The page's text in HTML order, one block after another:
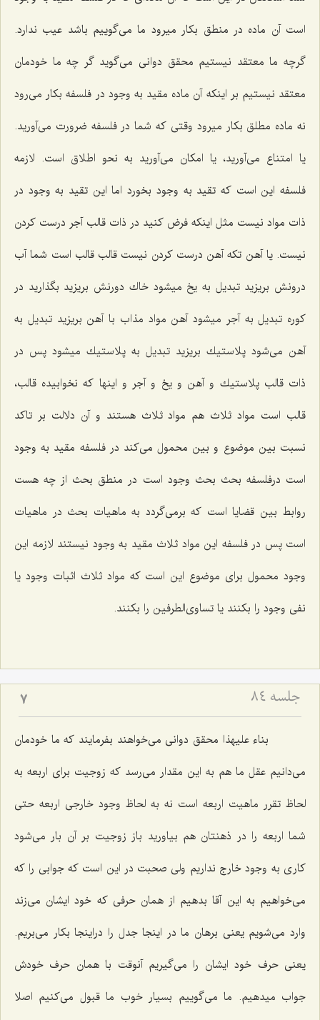
است آن ماده در منطق بكار میرود ما مى‌گوییم باشد عیب ندارد.
گرچه ما معتقد نیستیم محقق دوانى مى‌گوید گر چه ما خودمان
معتقد نیستیم بر اینكه آن ماده مقید به وجود در فلسفه بكار مى‌رود
نه ماده مطلق بكار میرود وقتى كه شما در فلسفه ضرورت مى‌آورید.
یا امتناع مى‌آورید، یا امكان مى‌آورید به نحو اطلاق است. لازمه
فلسفه این است كه تقید به وجود بخورد اما این تقید به وجود در
ذات مواد نیست مثل اینكه فرض كنید در ذات قالب آجر درست كردن
نیست. یا آهن تكه آهن درست كردن نیست قالب قالب است شما آب
درونش بریزید تبدیل به یخ میشود خاك دورنش بریزید بگذارید در
كوره تبدیل به آجر میشود آهن مواد مذاب با آهن بریزید تبدیل به
آهن مى‌شود پلاستیك بریزید تبدیل به پلاستیك میشود پس در
ذات قالب پلاستیك و آهن و یخ و آجر و اینها كه نخوابیده قالب،
قالب است مواد ثلاث هم مواد ثلاث هستند و آن دلالت بر تاكد
نسبت بین موضوع و بین محمول مى‌كند در فلسفه مقید به وجود
است درفلسفه بحث بحث وجود است در منطق بحث از چه هست
روابط بین قضایا است كه برمى‌گردد به ماهیات بحث در ماهیات
است پس در فلسفه این مواد ثلاث مقید به وجود نیستند لازمه این
وجود محمول براى موضوع این است كه مواد ثلاث اثبات وجود یا
نفى وجود را بكنند یا تساوى‌الطرفین را بكنند.
جلسه ۸۴ 7
بناء علیهذا محقق دوانى مى‌خواهند بفرمایند كه ما خودمان
مى‌دانیم عقل ما هم به این مقدار مى‌رسد كه زوجیت براى اربعه به
لحاظ تقرر ماهیت اربعه است نه به لحاظ وجود خارجى اربعه حتى
شما اربعه را در ذهنتان هم بیاورید باز زوجیت بر آن بار مى‌شود
كارى به وجود خارج نداریم ولى صحبت در این است كه جوابى را كه
مى‌خواهیم به این آقا بدهیم از همان حرفى كه خود ایشان مى‌زند
وارد مى‌شویم یعنى برهان ما در اینجا جدل را دراینجا بكار مى‌بریم.
یعنى حرف خود ایشان را مى‌گیریم آنوقت با همان حرف خودش
جواب میدهیم. ما مى‌گوییم بسیار خوب ما قبول مى‌كنیم اصلا